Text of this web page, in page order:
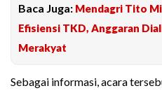
Baca Juga: Mendagri Tito
Efisiensi TKD, Anggaran
Merakyat
Sebagai informasi, acara